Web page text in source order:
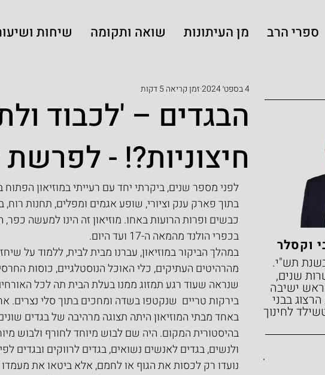
ספרי הרב מן העיתונות שואה ותקומה שיחות
הבגדים – 'לכבוד
חיצוניות?! - לפרשת
4 בספט׳ 2024 זמן קריאה 5 דקות
לפני מספר שנים, ביקרתי יחד עם רעייתי במוזיאון הפתוח
בתוך פארק ענק וציורי, שופע אגמים ומפלים, תחנות רוח,
כבשים ופרות הרועות באחו. מוזיאון זה הינו למעשה
בכפרי הולנד מהמאה ה-17 ועד היום.
במהלך הביקור במוזיאון, עברנו מבית לבית, ללמוד על
מהרהיטים העתיקים, כלי האוכל הנוסטלגיים, כוסות
שנראה שעוד רגע תמזוג ממנו בעלת הבית תה לכל
בירקות טריים  שנקטפו בשדה ומחכים בתוך סלי
באחד מבתי המוזיאון היתה תצוגה מרהיבה של בגדים
בהיסטורית המקום. היה שם לבוש מיוחד לחורף ולבוש
ולנשים, בגדים לאנשים נשואים, בגדים לרווקים ובגדים
נועדו רק לכסות את הגוף או לחמם, אלא ביטאו את
וקסלר
תש"י.
שנים,
ישיבה
בבני
לחינוך